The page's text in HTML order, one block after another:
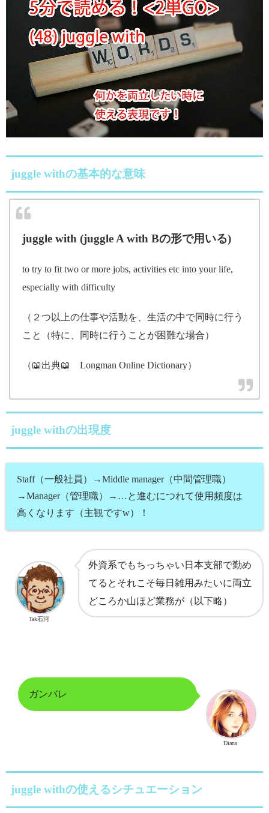
juggle withの基本的な意味
juggle with (juggle A with Bの形で用いる)
to try to fit two or more jobs, activities etc into your life,
especially with difficulty
（２つ以上の仕事や活動を、生活の中で同時に行う
こと（特に、同時に行うことが困難な場合）
（📖出典📖 Longman Online Dictionary）
juggle withの出現度
Staff（一般社員）→Middle manager（中間管理職）
→Manager（管理職）→…と進むにつれて使用頻度は
高くなります（主観ですw）！
外資系でもちっちゃい日本支部で勤め
てるとそれこそ毎日雑用みたいに両立
どころか山ほど業務が（以下略）
Tak石河
ガンバレ
Diana
juggle withの使えるシチュエーション